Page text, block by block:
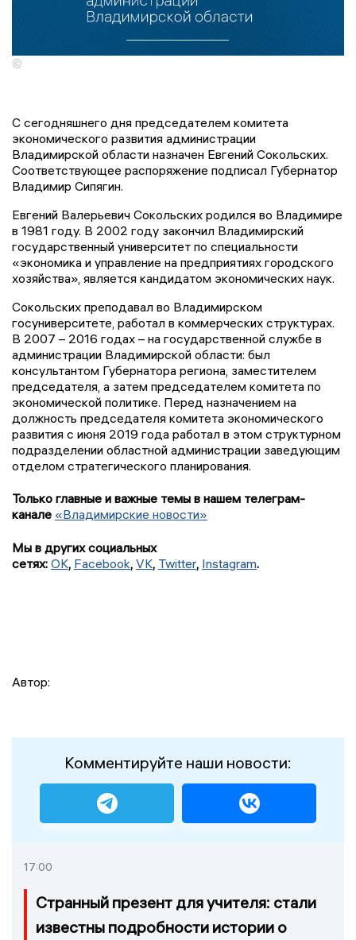
©
С сегодняшнего дня председателем комитета
экономического развития администрации
Владимирской области назначен Евгений Сокольских.
Соответствующее распоряжение подписал Губернатор
Владимир Сипягин.
Евгений Валерьевич Сокольских родился во Владимире
в 1981 году. В 2002 году закончил Владимирский
государственный университет по специальности
«экономика и управление на предприятиях городского
хозяйства», является кандидатом экономических наук.
Сокольских преподавал во Владимирском
госуниверситете, работал в коммерческих структурах.
В 2007 – 2016 годах – на государственной службе в
администрации Владимирской области: был
консультантом Губернатора региона, заместителем
председателя, а затем председателем комитета по
экономической политике. Перед назначением на
должность председателя комитета экономического
развития с июня 2019 года работал в этом структурном
подразделении областной администрации заведующим
отделом стратегического планирования.
Только главные и важные темы в нашем телеграм-
канале «Владимирские новости»
Мы в других социальных
сетях: OK, Facebook, VK, Twitter, Instagram.
Автор:
Комментируйте наши новости:
17:00
Странный презент для учителя: стали
известны подробности истории о